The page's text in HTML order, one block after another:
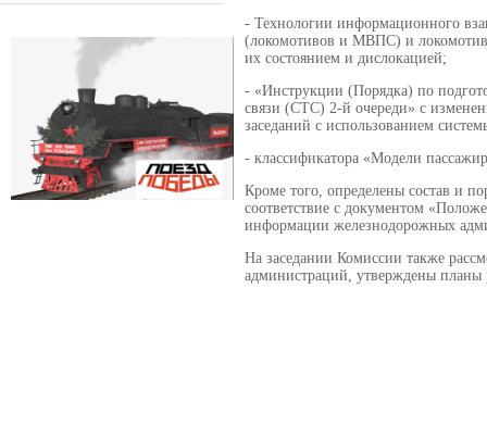
- Технологии информационного
(локомотивов и МВПС) и
их состоянием и дислокацией;
- «Инструкции (Порядка) по
связи (СТС) 2-й очереди» с
заседаний с использованием
- классификатора «Модели
Кроме того, определены состав и
соответствие с документом
информации железнодорожных
На заседании Комиссии также
администраций, утверждены